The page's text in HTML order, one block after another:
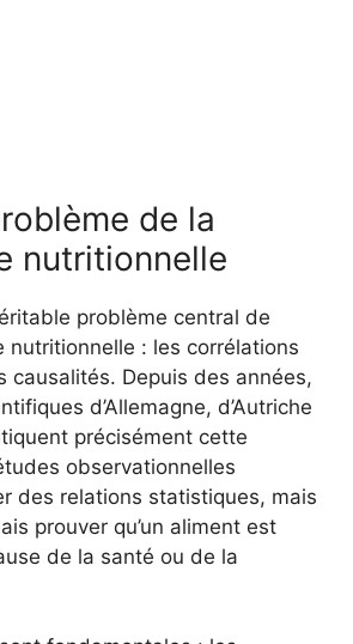
de la
nutritionnelle
problème central de
nutritionnelle : les corrélations
causalités. Depuis des années,
d’Allemagne, d’Autriche
précisément cette
observationnelles
des relations statistiques, mais
prouver qu’un aliment est
de la santé ou de la